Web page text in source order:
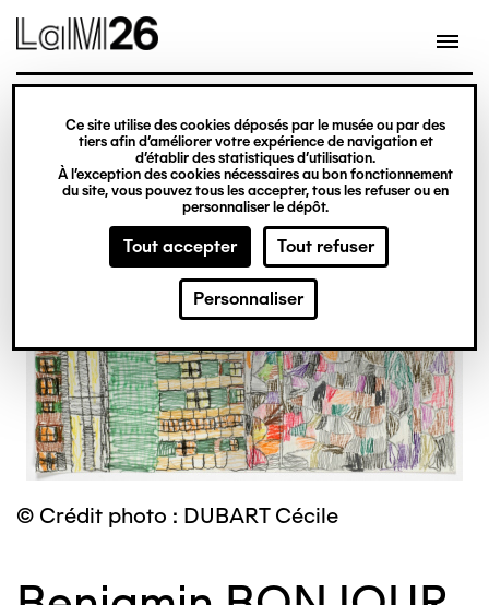
Gestion des cookies
Ce site utilise des cookies déposés par le musée ou par des
tiers afin d’améliorer votre expérience de navigation et
d’établir des statistiques d’utilisation.
À l’exception des cookies nécessaires au bon fonctionnement
du site, vous pouvez tous les accepter, tous les refuser ou en
personnaliser le dépôt.
Tout accepter Tout refuser
Personnaliser
contenu
© Crédit photo : DUBART Cécile